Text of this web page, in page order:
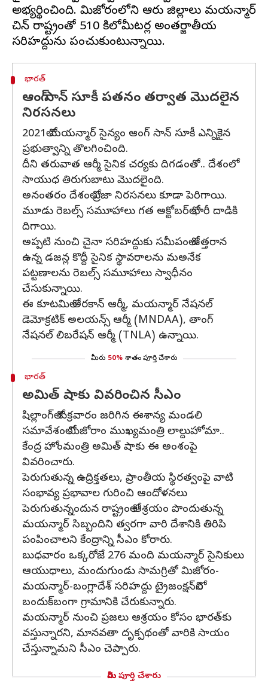
అభ్యర్థించింది. మిజోరంలోని ఆరు జిల్లాలు మయన్మార్
చిన్ రాష్ట్రంతో 510 కిలోమీటర్ల అంతర్జాతీయ
భారత్
ఆంగ్ సాన్ సూకీ పతనం తర్వాత మొదలైన
నిరసనలు
2021లో మయన్మార్ సైన్యం ఆంగ్ సాన్ సూకీ ఎన్నికైన
ప్రభుత్వాన్ని తొలగించింది.
దీని తరువాత ఆర్మీ సైనిక చర్యకు దిగడంతో.. దేశంలో
సాయుధ తిరుగుబాటు మొదలైంది.
అనంతరం దేశంలో ప్రజా నిరసనలు కూడా పెరిగాయి.
మూడు రెబల్స్ సమూహాలు గత అక్టోబర్‌లో భారీ దాడికి
దిగాయి.
అప్పటి నుంచి చైనా సరిహద్దుకు సమీపంలో ఉత్తరాన
ఉన్న డజన్ల కొద్దీ సైనిక స్థావరాలను మఅనేక
పట్టణాలను రెబల్స్ సమూహాలు స్వాధీనం
చేసుకున్నాయి.
ఈ కూటమిలో అరకాన్ ఆర్మీ, మయన్మార్ నేషనల్
డెమోక్రటిక్ అలయన్స్ ఆర్మీ (MNDAA), తాంగ్
నేషనల్ లిబరేషన్ ఆర్మీ (TNLA) ఉన్నాయి.
మీరు 50% శాతం పూర్తి చేశారు
భారత్
అమిత్ షాకు వివరించిన సీఎం
షిల్లాంగ్‌లో శుక్రవారం జరిగిన ఈశాన్య మండలి
సమావేశంలో మిజోరాం ముఖ్యమంత్రి లాల్దుహోమా..
కేంద్ర హోంమంత్రి అమిత్ షాకు ఈ అంశంపై
వివరించారు.
పెరుగుతున్న ఉద్రిక్తతలు, ప్రాంతీయ స్థిరత్వంపై వాటి
సంభావ్య ప్రభావాల గురించి ఆందోళనలు
పెరుగుతున్నందున రాష్ట్రంలో ఆశ్రయం పొందుతున్న
మయన్మార్ సిబ్బందిని త్వరగా వారి దేశానికి తిరిపి
పంపించాలని కేంద్రాన్ని సీఎం కోరారు.
బుధవారం ఒక్కరోజే 276 మంది మయన్మార్ సైనికులు
ఆయుధాలు, మందుగుండు సామగ్రితో మిజోరం-
మయన్మార్-బంగ్లాదేశ్ సరిహద్దు ట్రైజంక్షన్‌లోని
బందుక్‌బంగా గ్రామానికి చేరుకున్నారు.
మయన్మార్ నుంచి ప్రజలు ఆశ్రయం కోసం భారత్‌కు
వస్తున్నారని, మానవతా దృక్పథంతో వారికి సాయం
చేస్తున్నామని సీఎం చెప్పారు.
మీరు పూర్తి చేశారు